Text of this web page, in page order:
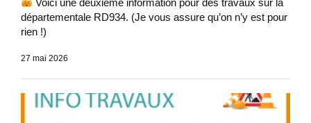
Voici une deuxième information pour des travaux sur la
départementale RD934. (Je vous assure qu’on n’y est pour
rien !)
27 mai 2026